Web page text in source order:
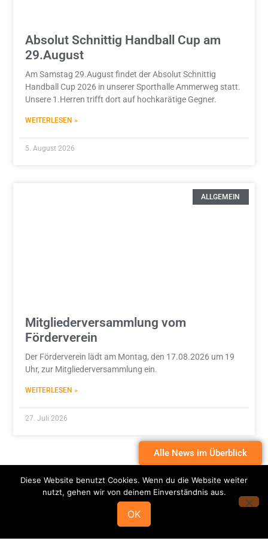
Absolut Schnittig Handball Cup am
29.August
Am Samstag 29.August findet der Absolut Schnittig
Handball Cup 2026 in unserer Sporthalle Ammerweg statt.
Unsere 1.Herren trifft dort auf hochkarätige Gegner.
WEITERLESEN »
5. August 2026
ALLGEMEIN
Mitgliederversammlung vom
Förderverein
Der Förderverein lädt am Montag, den 17.08.2026 um 19
Uhr, zur Mitgliederversammlung ein.
WEITERLESEN »
27. Juli 2026
Alle News im Überblick
Diese Website benutzt Cookies. Wenn du die Website weiter
nutzt, gehen wir von deinem Einverständnis aus.
OK